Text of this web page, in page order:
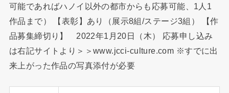
可能であればハノイ以外の都市からも応募可能
1人1
作品まで） 【表彰】あり（展示8組/ステージ3組） 【作
品募集締切り】 2022年1月20日（木） 応募申し込み
は右記サイトより＞＞www.jcci-culture.com ※すでに出
来上がった作品の写真添付が必要